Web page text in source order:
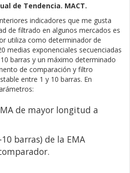
de Tendencia. MACT.
indicadores que me gusta
de filtrado en algunos mercados es
utiliza como determinador de
medias exponenciales secuenciadas
barras y un máximo determinado
de comparación y filtro
entre 1 y 10 barras. En
de mayor longitud a
barras) de la EMA